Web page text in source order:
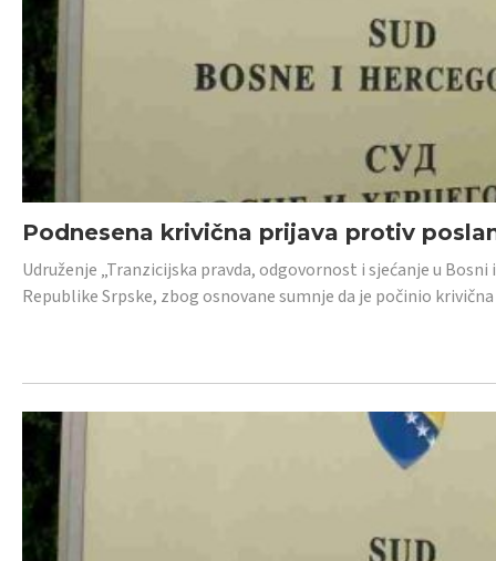
Podnesena krivična prijava protiv
Udruženje „Tranzicijska pravda, odgovornost i sjećanje u
Republike Srpske, zbog osnovane sumnje da je počinio